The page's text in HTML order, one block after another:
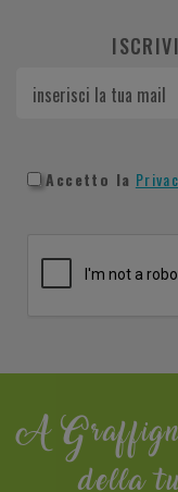
Accetto la
A
della